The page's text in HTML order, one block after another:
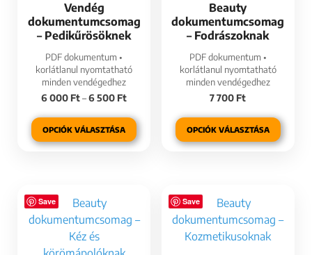
Vendég
dokumentumcsomag
– Pedikűrösöknek
PDF dokumentum •
korlátlanul nyomtatható
minden vendégedhez
6 000 Ft–6 500 Ft
OPCIÓK VÁLASZTÁSA
Beauty
dokumentumcsomag
– Fodrászoknak
PDF dokumentum •
korlátlanul nyomtatható
minden vendégedhez
7 700 Ft
OPCIÓK VÁLASZTÁSA
Save Save